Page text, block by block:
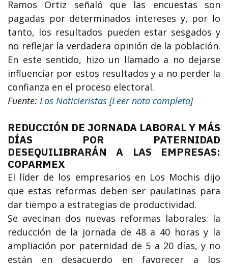
Ramos Ortiz señaló que las encuestas son
pagadas por determinados intereses y, por lo
tanto, los resultados pueden estar sesgados y
no reflejar la verdadera opinión de la población.
En este sentido, hizo un llamado a no dejarse
influenciar por estos resultados y a no perder la
confianza en el proceso electoral.
Fuente: Los Noticieristas [Leer nota completa]
REDUCCIÓN DE JORNADA LABORAL Y MÁS
DÍAS POR PATERNIDAD
DESEQUILIBRARÁN A LAS EMPRESAS:
COPARMEX
El líder de los empresarios en Los Mochis dijo
que estas reformas deben ser paulatinas para
dar tiempo a estrategias de productividad.
Se avecinan dos nuevas reformas laborales: la
reducción de la jornada de 48 a 40 horas y la
ampliación por paternidad de 5 a 20 días, y no
están en desacuerdo en favorecer a los